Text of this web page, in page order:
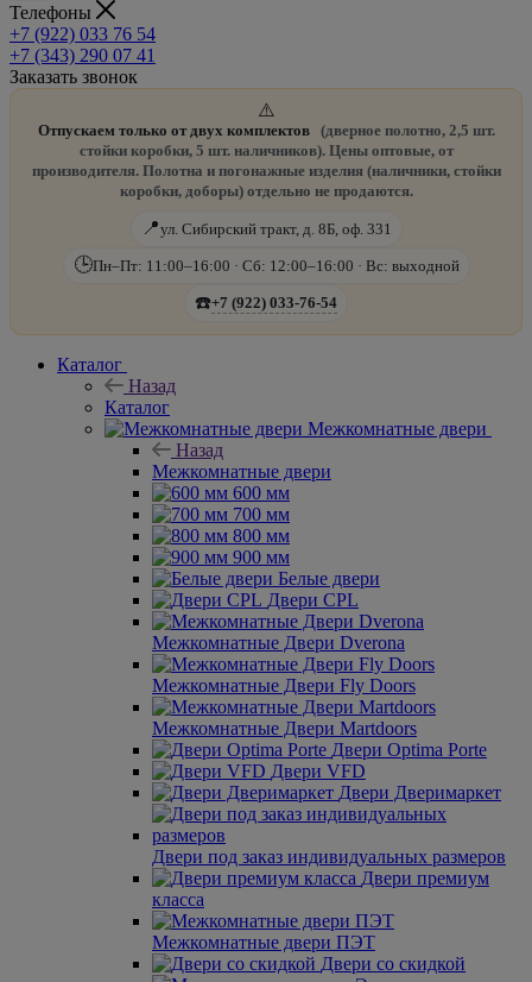
Телефоны
+7 (922) 033 76 54
+7 (343) 290 07 41
Заказать звонок
⚠️
Отпускаем только от двух комплектов
(дверное полотно, 2,5 шт.
стойки коробки, 5 шт. наличников). Цены оптовые, от
производителя. Полотна и погонажные изделия (наличники, стойки
коробки, доборы) отдельно не продаются.
📍ул. Сибирский тракт, д. 8Б, оф. 331
🕒Пн–Пт: 11:00–16:00 · Сб: 12:00–16:00 · Вс: выходной
☎️+7 (922) 033-76-54
Каталог
Назад
Каталог
Межкомнатные двери
Назад
Межкомнатные двери
600 мм
700 мм
800 мм
900 мм
Белые двери
Двери CPL
Межкомнатные Двери Dverona
Межкомнатные Двери Fly Doors
Межкомнатные Двери Martdoors
Двери Optima Porte
Двери VFD
Двери Дверимаркет
Двери под заказ индивидуальных размеров
Двери премиум
класса
Межкомнатные двери ПЭТ
Двери со скидкой